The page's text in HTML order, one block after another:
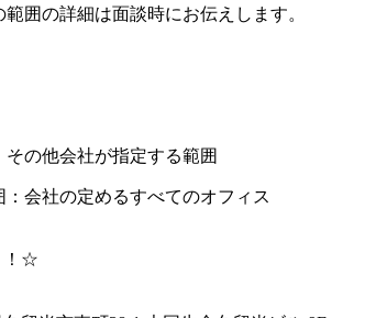
囲の詳細は面談時にお伝えします。
の他会社が指定する範囲
会社の定めるすべてのオフィス
！☆